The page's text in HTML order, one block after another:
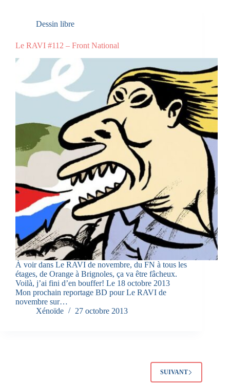
Dessin libre
Le RAVI #112 – Front National
À voir dans Le RAVI de novembre, du FN à tous les
étages, de Orange à Brignoles, ça va être fâcheux.
Voilà, j’ai fini d’en bouffer! Le 18 octobre 2013
Mon prochain reportage BD pour Le RAVI de
novembre sur…
Xénoïde
27 octobre 2013
SUIVANT